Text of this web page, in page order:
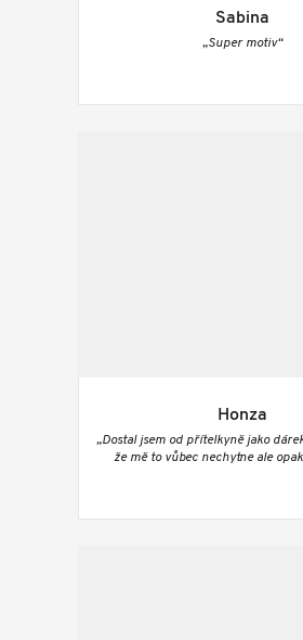
Sabina
„Super motiv“
Honza
„Dostal jsem od přítelkyně jako
že mě to vůbec nechytne ale